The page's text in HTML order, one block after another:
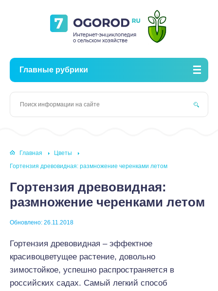
Главные рубрики
Главная
Цветы
Гортензия древовидная: размножение черенками летом
Гортензия древовидная:
размножение черенками летом
Обновлено: 26.11.2018
Гортензия древовидная – эффектное
красивоцветущее растение, довольно
зимостойкое, успешно распространяется в
российских садах. Самый легкий способ